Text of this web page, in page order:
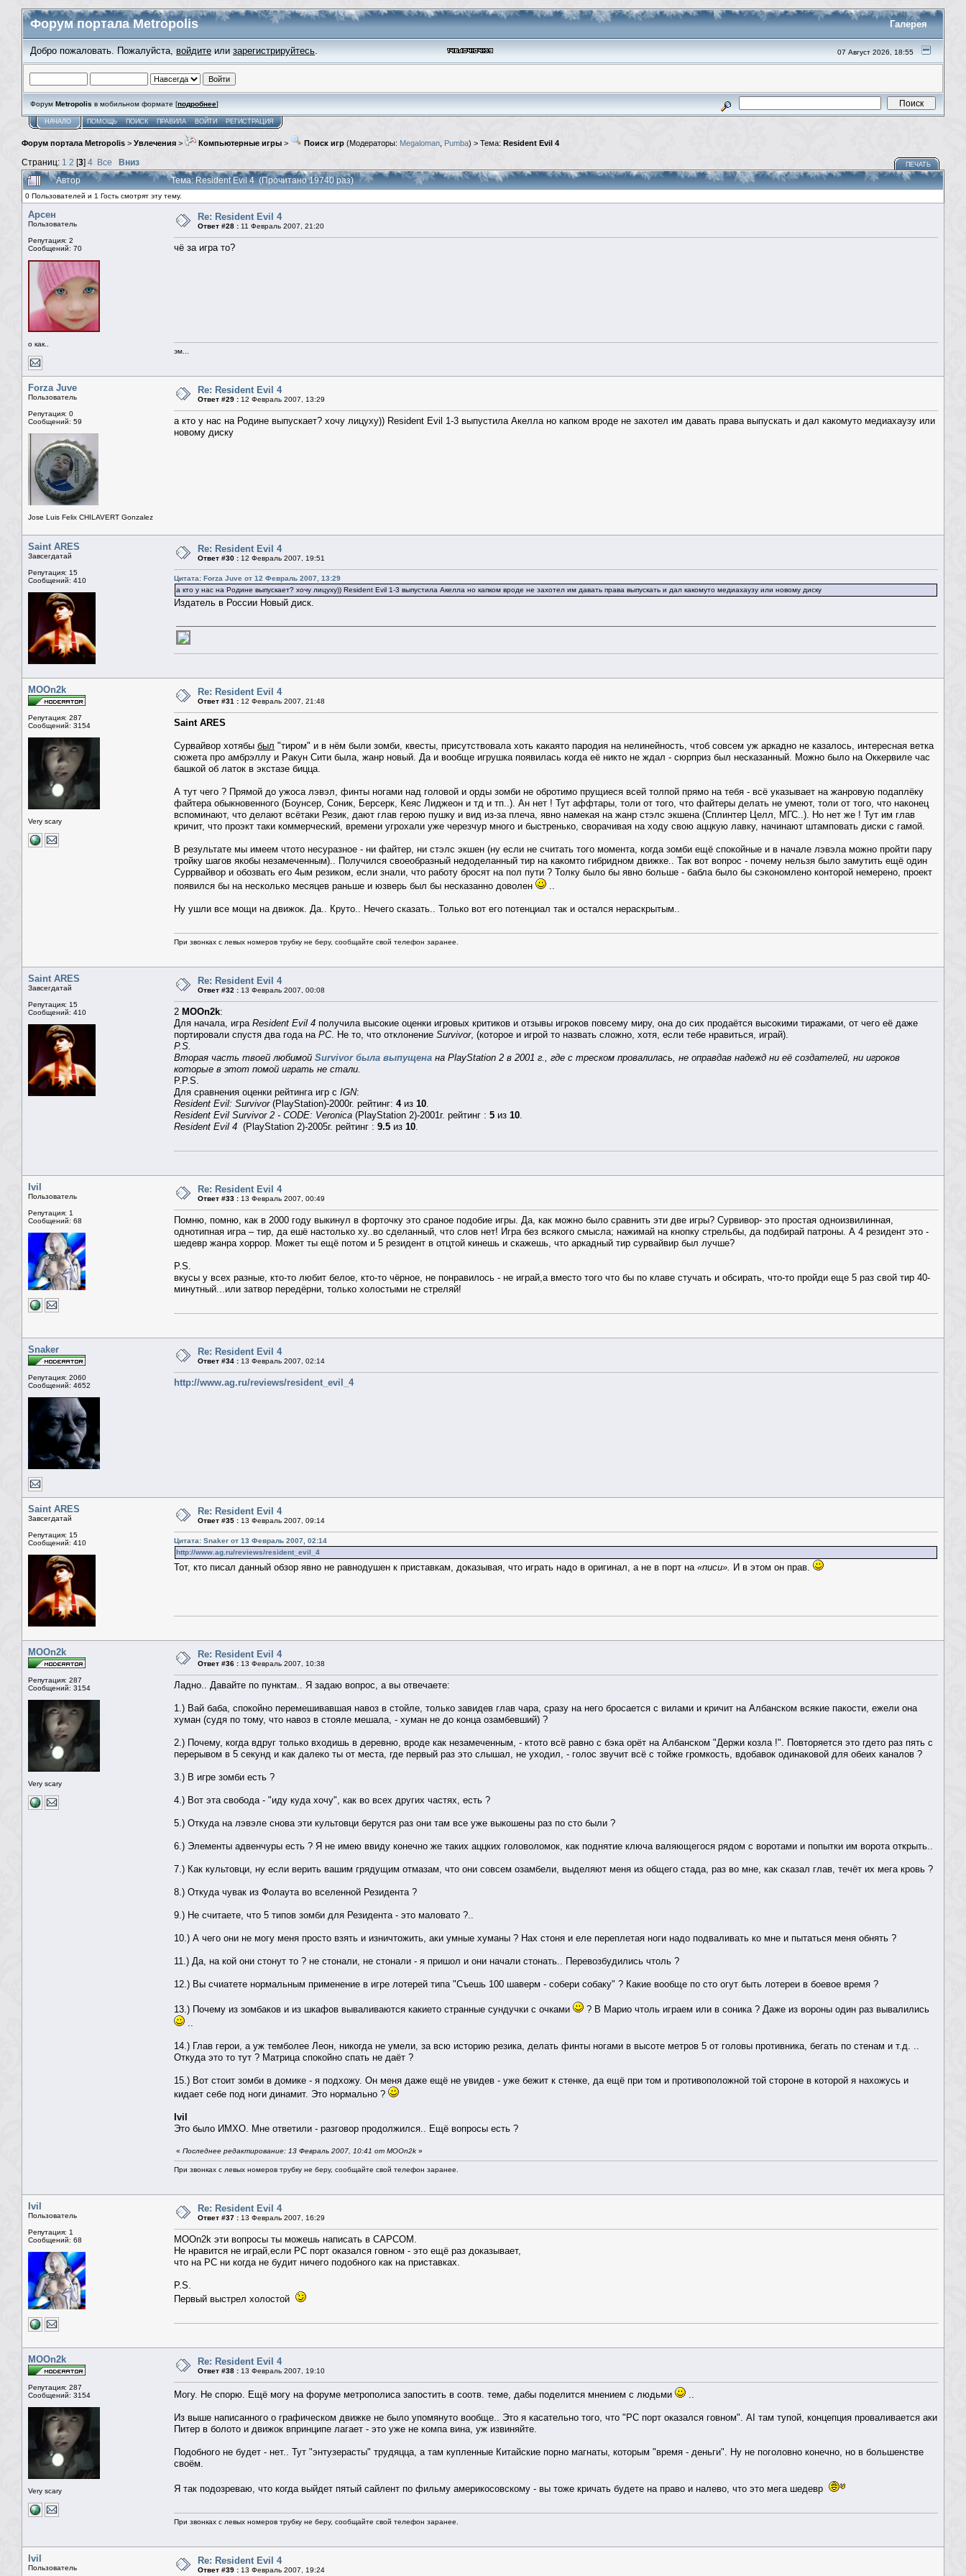
Форум портала Metropolis Галерея
Добро пожаловать. Пожалуйста, войдите или зарегистрируйтесь. 07 Август 2026, 18:55
Форум Metropolis в мобильном формате [подробнее]
НАЧАЛО ПОМОЩЬ ПОИСК ПРАВИЛА ВОЙТИ РЕГИСТРАЦИЯ
Форум портала Metropolis > Увлечения > Компьютерные игры > Поиск игр (Модераторы: Megaloman Pumba) > Тема: Resident Evil 4
Страниц: 1 2 [3] 4 Все Вниз ПЕЧАТЬ
Автор Тема: Resident Evil 4 (Прочитано 19740 раз)
0 Пользователей и 1 Гость смотрят эту тему.
Арсен
Пользователь
Репутация: 2
Сообщений: 70
о как..
Re: Resident Evil 4
Ответ #28 : 11 Февраль 2007, 21:20
чё за игра то?
эм...
Forza Juve
Пользователь
Репутация: 0
Сообщений: 59
Jose Luis Felix CHILAVERT Gonzalez
Re: Resident Evil 4
Ответ #29 : 12 Февраль 2007, 13:29
а кто у нас на Родине выпускает? хочу лицуху)) Resident Evil 1-3 выпустила Акелла но капком вроде не захотел им давать права выпускать и дал какомуто медиахаузу или
новому диску
Saint ARES
Завсегдатай
Репутация: 15
Сообщений: 410
Re: Resident Evil 4
Ответ #30 : 12 Февраль 2007, 19:51
Цитата: Forza Juve от 12 Февраль 2007, 13:29
а кто у нас на Родине выпускает? хочу лицуху)) Resident Evil 1-3 выпустила Акелла но капком вроде не захотел им давать права выпускать и дал какомуто медиахаузу или новому диску
Издатель в России Новый диск.
MOOn2k
Репутация: 287
Сообщений: 3154
Very scary
Re: Resident Evil 4
Ответ #31 : 12 Февраль 2007, 21:48
Saint ARES
Сурвайвор хотябы был "тиром" и в нём были зомби, квесты, присутствовала хоть какаято пародия на нелинейность, чтоб совсем уж аркадно не казалось, интересная ветка
сюжета про амбрэллу и Ракун Сити была, жанр новый. Да и вообще игрушка появилась когда её никто не ждал - сюрприз был несказанный. Можно было на Оккервиле час
башкой об латок в экстазе бицца.
А тут чего ? Прямой до ужоса лэвэл, финты ногами над головой и орды зомби не обротимо прущиеся всей толпой прямо на тебя - всё указывает на жанровую подаплёку
файтера обыкновенного (Боунсер, Соник, Берсерк, Кеяс Лиджеон и тд и тп..). Ан нет ! Тут аффтары, толи от того, что файтеры делать не умеют, толи от того, что наконец
вспоминают, что делают всётаки Резик, дают глав герою пушку и вид из-за плеча, явно намекая на жанр стэлс экшена (Сплинтер Целл, МГС..). Но нет же ! Тут им глав
кричит, что проэкт таки коммерческий, времени угрохали уже черезчур много и быстренько, сворачивая на ходу свою аццкую лавку, начинают штамповать диски с гамой.
В результате мы имеем чтото несуразное - ни файтер, ни стэлс экшен (ну если не считать того момента, когда зомби ещё спокойные и в начале лэвэла можно пройти пару
тройку шагов якобы незамеченным).. Получился своеобразный недоделанный тир на какомто гибридном движке.. Так вот вопрос - почему нельзя было замутить ещё один
Суррвайвор и обозвать его 4ым резиком, если знали, что работу бросят на пол пути ? Толку было бы явно больше - бабла было бы сэкономлено конторой немерено, проект
появился бы на несколько месяцев раньше и юзверь был бы несказанно доволен
..
Ну ушли все мощи на движок. Да.. Круто.. Нечего сказать.. Только вот его потенциал так и остался нераскрытым..
При звонках с левых номеров трубку не беру, сообщайте свой телефон заранее.
Saint ARES
Завсегдатай
Репутация: 15
Сообщений: 410
Re: Resident Evil 4
Ответ #32 : 13 Февраль 2007, 00:08
2 MOOn2k:
Для начала, игра Resident Evil 4 получила высокие оценки игровых критиков и отзывы игроков повсему миру, она до сих продаётся высокими тиражами, от чего её даже
портировали спустя два года на PC. Не то, что отклонение Survivor, (которое и игрой то назвать сложно, хотя, если тебе нравиться, играй).
P.S.
Вторая часть твоей любимой Survivor была выпущена на PlayStation 2 в 2001 г., где с треском провалилась, не оправдав надежд ни её создателей, ни игроков
которые в этот помой играть не стали.
P.P.S.
Для сравнения оценки рейтинга игр с IGN:
Resident Evil: Survivor(PlayStation)-2000г. рейтинг: 4из 10.
Resident Evil Survivor 2 - CODE: Veronica (PlayStation 2)-2001г. рейтинг : 5 из 10.
Resident Evil 4 (PlayStation 2)-2005г. рейтинг : 9.5 из 10.
Ivil
Пользователь
Репутация: 1
Сообщений: 68
Re: Resident Evil 4
Ответ #33 : 13 Февраль 2007, 00:49
Помню, помню, как в 2000 году выкинул в форточку это сраное подобие игры. Да, как можно было сравнить эти две игры? Сурвивор- это простая одноизвилинная,
однотипная игра – тир, да ешё настолько ху..во сделанный, что слов нет! Игра без всякого смысла; нажимай на кнопку стрельбы, да подбирай патроны. А 4 резидент это -
шедевр жанра хоррор. Может ты ещё потом и 5 резидент в отцтой кинешь и скажешь, что аркадный тир сурвайвир был лучше?
P.S.
вкусы у всех разные, кто-то любит белое, кто-то чёрное, не понравилось - не играй,а вместо того что бы по клаве стучать и обсирать, что-то пройди еще 5 раз свой тир 40-
минутный...или затвор передёрни, только холостыми не стреляй!
Snaker
Репутация: 2060
Сообщений: 4652
Re: Resident Evil 4
Ответ #34 : 13 Февраль 2007, 02:14
http://www.ag.ru/reviews/resident_evil_4
Saint ARES
Завсегдатай
Репутация: 15
Сообщений: 410
Re: Resident Evil 4
Ответ #35 : 13 Февраль 2007, 09:14
Цитата: Snaker от 13 Февраль 2007, 02:14
http://www.ag.ru/reviews/resident_evil_4
Тот, кто писал данный обзор явно не равнодушен к приставкам, доказывая, что играть надо в оригинал, а не в порт на «писи». И в этом он прав.
MOOn2k
Репутация: 287
Сообщений: 3154
Very scary
Re: Resident Evil 4
Ответ #36 : 13 Февраль 2007, 10:38
Ладно.. Давайте по пунктам.. Я задаю вопрос, а вы отвечаете:
1.) Вай баба, спокойно перемешивавшая навоз в стойле, только завидев глав чара, сразу на него бросается с вилами и кричит на Албанском всякие пакости, ежели она
хуман (судя по тому, что навоз в стояле мешала, - хуман не до конца озамбевший) ?
2.) Почему, когда вдруг только входишь в деревню, вроде как незамеченным, - ктото всё равно с бэка орёт на Албанском "Держи козла !". Повторяется это гдето раз пять с
перерывом в 5 секунд и как далеко ты от места, где первый раз это слышал, не уходил, - голос звучит всё с тойже громкость, вдобавок одинаковой для обеих каналов ?
3.) В игре зомби есть ?
4.) Вот эта свобода - "иду куда хочу", как во всех других частях, есть ?
5.) Откуда на лэвэле снова эти культовци берутся раз они там все уже выкошены раз по сто были ?
6.) Элементы адвенчуры есть ? Я не имею ввиду конечно же таких аццких головоломок, как поднятие ключа валяющегося рядом с воротами и попытки им ворота открыть..
7.) Как культовци, ну если верить вашим грядущим отмазам, что они совсем озамбели, выделяют меня из общего стада, раз во мне, как сказал глав, течёт их мега кровь ?
8.) Откуда чувак из Фолаута во вселенной Резидента ?
9.) Не считаете, что 5 типов зомби для Резидента - это маловато ?..
10.) А чего они не могу меня просто взять и изничтожить, аки умные хуманы ? Нах стоня и еле переплетая ноги надо подваливать ко мне и пытаться меня обнять ?
11.) Да, на кой они стонут то ? не стонали, не стонали - я пришол и они начали стонать.. Перевозбудились чтоль ?
12.) Вы счиатете нормальным применение в игре лотерей типа "Съешь 100 шаверм - собери собаку" ? Какие вообще по сто огут быть лотереи в боевое время ?
13.) Почему из зомбаков и из шкафов вываливаются какието странные сундучки с очками
? В Марио чтоль играем или в соника ? Даже из вороны один раз вывалились
..
14.) Глав герои, а уж темболее Леон, никогда не умели, за всю историю резика, делать финты ногами в высоте метров 5 от головы противника, бегать по стенам и т.д. ..
Откуда это то тут ? Матрица спокойно спать не даёт ?
15.) Вот стоит зомби в домике - я подхожу. Он меня даже ещё не увидев - уже бежит к стенке, да ещё при том и противоположной той стороне в которой я нахожусь и
кидает себе под ноги динамит. Это нормально ?
Ivil
Это было ИМХО. Мне ответили - разговор продолжился.. Ещё вопросы есть ?
« Последнее редактирование: 13 Февраль 2007, 10:41 от MOOn2k »
При звонках с левых номеров трубку не беру, сообщайте свой телефон заранее.
Ivil
Пользователь
Репутация: 1
Сообщений: 68
Re: Resident Evil 4
Ответ #37 : 13 Февраль 2007, 16:29
MOOn2k эти вопросы ты можешь написать в CAPCOM.
Не нравится не играй,если PC порт оказался говном - это ещё раз доказывает,
что на PC ни когда не будит ничего подобного как на приставках.
P.S.
Первый выстрел холостой
MOOn2k
Репутация: 287
Сообщений: 3154
Very scary
Re: Resident Evil 4
Ответ #38 : 13 Февраль 2007, 19:10
Могу. Не спорю. Ещё могу на форуме метрополиса запостить в соотв. теме, дабы поделится мнением с людьми ..
Из выше написанного о графическом движке не было упомянуто вообще.. Это я касательно того, что "PC порт оказался говном". AI там тупой, концепция проваливается аки
Питер в болото и движок впринципе лагает - это уже не компа вина, уж извиняйте.
Подобного не будет - нет.. Тут "энтузерасты" трудяцца, а там купленные Китайские порно магнаты, которым "время - деньги". Ну не поголовно конечно, но в большенстве
своём.
Я так подозреваю, что когда выйдет пятый сайлент по фильму америкосовскому - вы тоже кричать будете на право и налево, что это мега шедевр
При звонках с левых номеров трубку не беру, сообщайте свой телефон заранее.
Ivil
Пользователь
Re: Resident Evil 4
Ответ #39 : 13 Февраль 2007, 19:24